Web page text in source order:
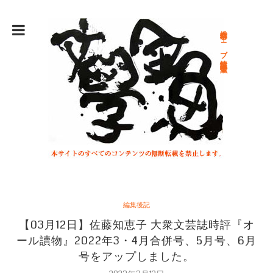
総合文学ウェブ情報誌 文学金魚
編集後記
【03月12日】佐藤知恵子 大衆文芸誌時評『オ
ール讀物』2022年3・4月合併号、5月号、6月
号をアップしました。